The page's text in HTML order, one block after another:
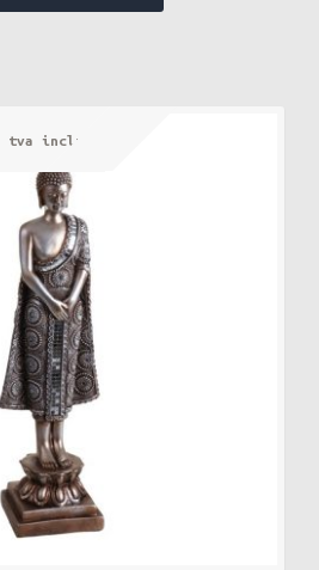
Le
prix
actuel
est :
51,71€.
tva incluse